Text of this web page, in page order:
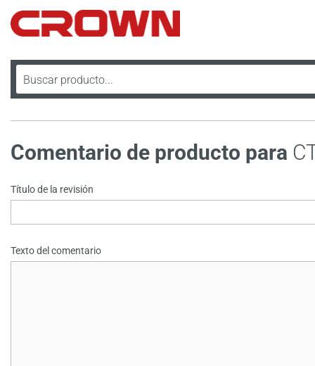
Comentario de producto para
Título de la revisión
Texto del comentario